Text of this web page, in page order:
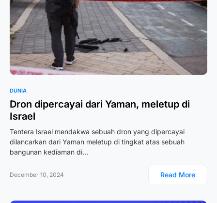
DUNIA
Dron dipercayai dari Yaman, meletup di
Israel
Tentera Israel mendakwa sebuah dron yang dipercayai
dilancarkan dari Yaman meletup di tingkat atas sebuah
bangunan kediaman di…
December 10, 2024 Read More